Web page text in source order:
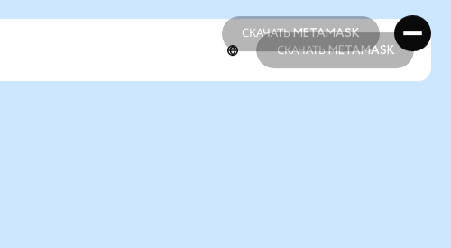
СКАЧАТЬ METAMASK
СКАЧАТЬ METAMASK
СКАЧАТЬ METAMASK